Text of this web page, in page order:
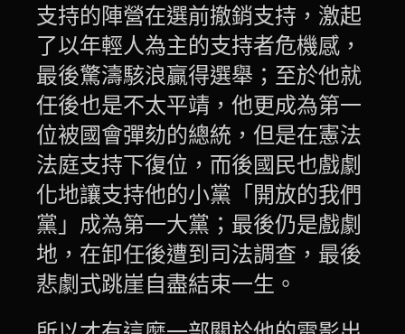
支持的陣營在選前撤銷支持，激起
了以年輕人為主的支持者危機感，
最後驚濤駭浪贏得選舉；至於他就
任後也是不太平靖，他更成為第一
位被國會彈劾的總統，但是在憲法
法庭支持下復位，而後國民也戲劇
化地讓支持他的小黨「開放的我們
黨」成為第一大黨；最後仍是戲劇
地，在卸任後遭到司法調查，最後
悲劇式跳崖自盡結束一生。